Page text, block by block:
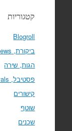
קטגוריות
Blogroll
ביקורת, reviews
הגות, שירה
פסטיבל, festivals
קישורים
שוטף
שכנים